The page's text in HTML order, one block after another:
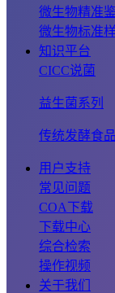
微生物精准
微生物标准
知识平台
CICC说菌
益生菌系列
传统发酵食
用户支持
常见问题
COA下载
下载中心
综合检索
操作视频
关于我们